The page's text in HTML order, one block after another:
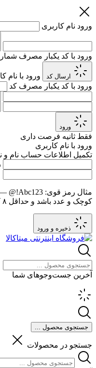
ورود نام کاربری
ورود با کد یکبار مصرف
ارسال کد
ورود با نام
ورود با کد یکبار مصرف کد
ورود
فقط ثانیه فرصت داری
ورود با نام کاربری
تکمیل اطلاعات حساب نام و
مثال رمز قوی: Abc123!@
—
کوچک و عدد باشد و حداقل ۸ کاراکتر داشته باشد.
ذخیره و ورود
آخرین جست‌وجوهای شما
جستجوی محصول ...
جستجو در محصولات